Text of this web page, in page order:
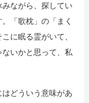
ながら、探してい
「歌枕」の「まく
に眠る霊がいて、
いかと思って、私
どういう意味があ